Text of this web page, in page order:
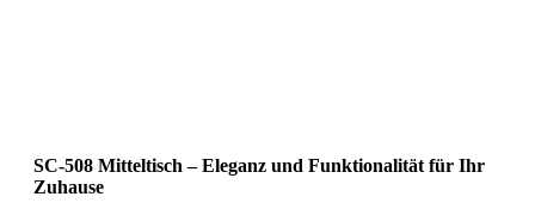
SC-508 Mitteltisch – Eleganz und Funktionalität für Ihr
Zuhause